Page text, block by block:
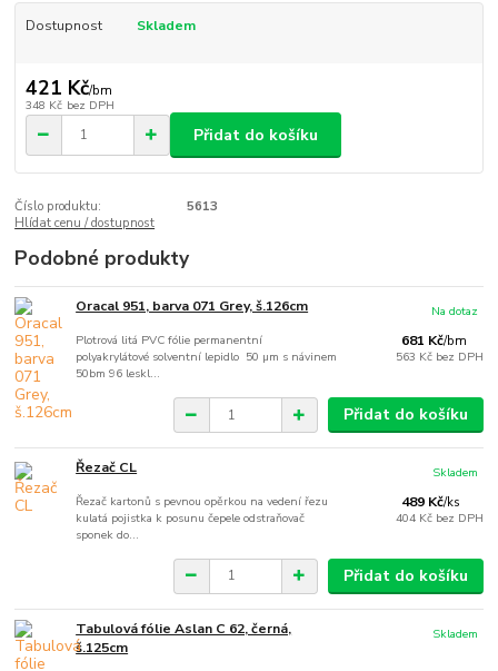
Dostupnost Skladem
421 Kč/bm
348 Kč bez DPH
Přidat do košíku
Číslo produktu:
5613
Hlídat cenu / dostupnost
Podobné produkty
Oracal 951, barva 071 Grey, š.126cm
Plotrová litá PVC fólie permanentní
polyakrylátové solventní lepidlo 50 µm s návinem
50bm 96 leskl...
681 Kč/bm
563 Kč bez DPH
Na dotaz
Přidat do košíku
Řezač CL
Řezač kartonů s pevnou opěrkou na vedení řezu
kulatá pojistka k posunu čepele odstraňovač
sponek do...
489 Kč/ks
404 Kč bez DPH
Skladem
Přidat do košíku
Tabulová fólie Aslan C 62, černá,
š.125cm
Skladem